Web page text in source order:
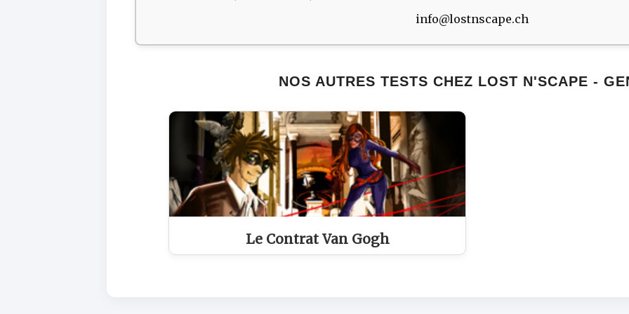
info@lostnscape.ch
NOS AUTRES TESTS CHEZ LOST N'SCAPE -
Le Contrat Van Gogh